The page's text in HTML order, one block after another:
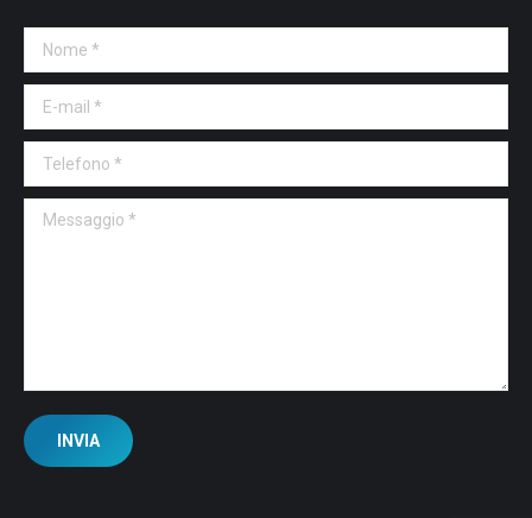
Nome *
E-mail *
Telefono *
Messaggio *
INVIA